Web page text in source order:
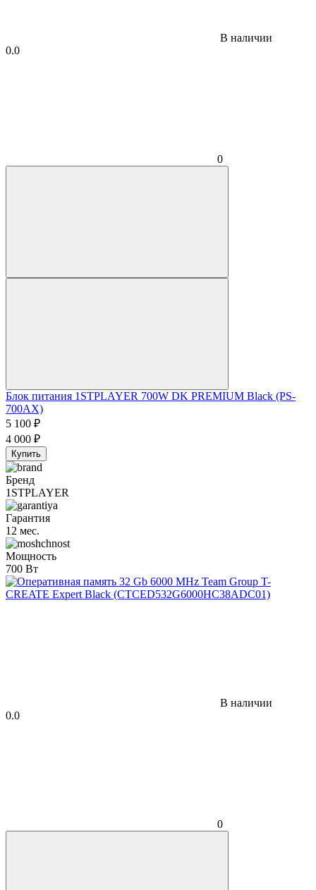
В наличии
0.0
0
Блок питания 1STPLAYER 700W DK PREMIUM Black (PS-
700AX)
5 100 ₽
4 000 ₽
Купить
Бренд
1STPLAYER
Гарантия
12 мес.
Мощность
700 Вт
В наличии
0.0
0